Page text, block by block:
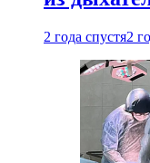
2 года спустя2